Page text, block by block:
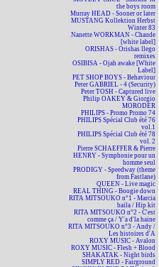
the boys room
Murray HEAD - Sooner or later
MUSTANG Kollektion Herbst
Winter 83
Nanette WORKMAN - Chaude
[white label]
ORISHAS - Orishas llego
remixes
OSIBISA - Ojah awake [White
Label]
PET SHOP BOYS - Behaviour
Peter GABRIEL - 4 (Security)
Peter TOSH - Captured live
Philip OAKEY & Giorgio
MORODER
PHILIPS - Promo Promo 74
PHILIPS Spécial Club été 76
vol.1
PHILIPS Spécial Club été 78
vol. 2
Pierre SCHAEFFER & Pierre
HENRY - Symphonie pour un
homme seul
PRODIGY - Speedway (theme
from Fastlane)
QUEEN - Live magic
REAL THING - Boogie down
RITA MITSOUKO n°1 - Marcia
baila / Hip kit
RITA MITSOUKO n°2 - C'est
comme ça / Y'a d'la haine
RITA MITSOUKO n°3 - Andy /
Les histoires d'A
ROXY MUSIC - Avalon
ROXY MUSIC - Flesh + Blood
SHAKATAK - Night birds
SIMPLY RED - Fairground